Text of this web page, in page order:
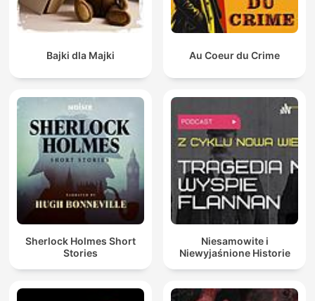
Bajki dla Majki Au Coeur du Crime
Sherlock Holmes Short
Stories
Niesamowite i
Niewyjaśnione Historie